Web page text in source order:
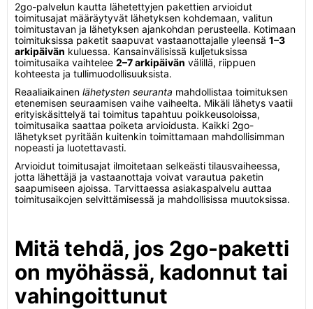
2go-palvelun kautta lähetettyjen pakettien arvioidut
toimitusajat määräytyvät lähetyksen kohdemaan, valitun
toimitustavan ja lähetyksen ajankohdan perusteella. Kotimaan
toimituksissa paketit saapuvat vastaanottajalle yleensä 1–3
arkipäivän kuluessa. Kansainvälisissä kuljetuksissa
toimitusaika vaihtelee 2–7 arkipäivän välillä, riippuen
kohteesta ja tullimuodollisuuksista.
Reaaliaikainen lähetysten seuranta mahdollistaa toimituksen
etenemisen seuraamisen vaihe vaiheelta. Mikäli lähetys vaatii
erityiskäsittelyä tai toimitus tapahtuu poikkeusoloissa,
toimitusaika saattaa poiketa arvioidusta. Kaikki 2go-
lähetykset pyritään kuitenkin toimittamaan mahdollisimman
nopeasti ja luotettavasti.
Arvioidut toimitusajat ilmoitetaan selkeästi tilausvaiheessa,
jotta lähettäjä ja vastaanottaja voivat varautua paketin
saapumiseen ajoissa. Tarvittaessa asiakaspalvelu auttaa
toimitusaikojen selvittämisessä ja mahdollisissa muutoksissa.
Mitä tehdä, jos 2go-paketti
on myöhässä, kadonnut tai
vahingoittunut